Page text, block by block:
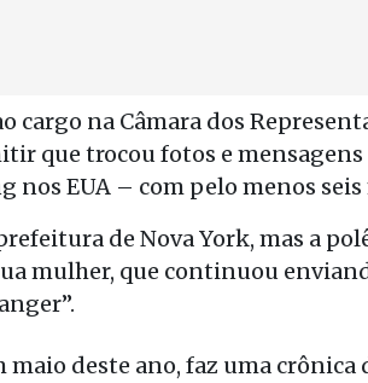
cargo na Câmara dos
que trocou fotos e
EUA – com pelo menos seis
de Nova York, mas a
mulher, que continuou
deste ano, faz uma crônica